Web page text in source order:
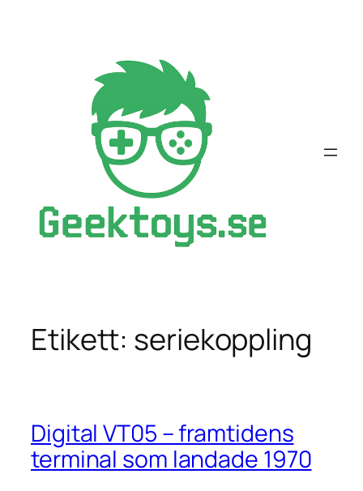
Etikett: seriekoppling
Digital VT05 – framtidens
terminal som landade 1970